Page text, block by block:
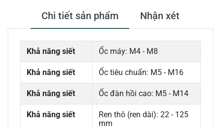
Chi tiết sản phẩm Nhận xét
Khả năng siết Ốc máy: M4 - M8
Khả năng siết Ốc tiêu chuẩn: M5 - M16
Khả năng siết Ốc đàn hồi cao: M5 - M14
Khả năng siết
Ren thô (ren dài): 22 - 125
mm